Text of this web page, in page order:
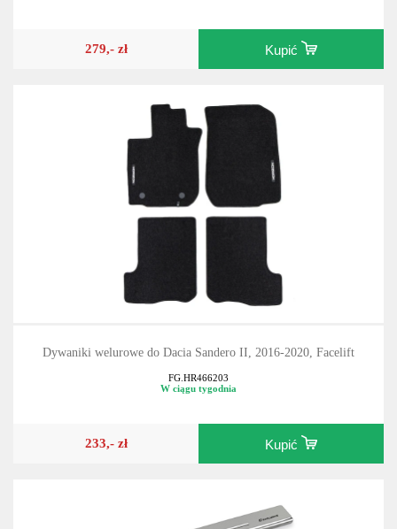
279,- zł Kupić
Dywaniki welurowe do Dacia Sandero II, 2016-2020, Facelift
FG.HR466203
W ciągu tygodnia
233,- zł Kupić